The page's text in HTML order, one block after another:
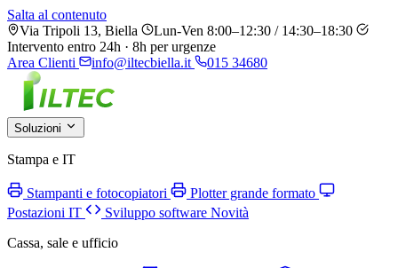
Salta al contenuto
Via Tripoli 13, Biella
Lun-Ven 8:00–12:30 / 14:30–18:30
Intervento entro 24h · 8h per urgenze
Area Clienti
info@iltecbiella.it 015 34680
Soluzioni
Stampa e IT
Stampanti e fotocopiatori
Plotter grande formato
Postazioni IT
Sviluppo software Novità
Cassa, sale e ufficio